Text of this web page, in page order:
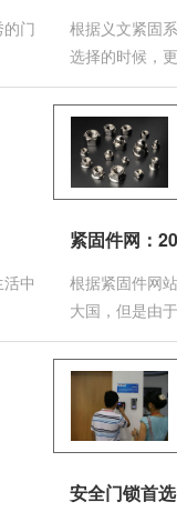
门
根据义文紧固
选择的时候，
中
紧固件网：
根据紧固件网
大国，但是由
安全门锁首